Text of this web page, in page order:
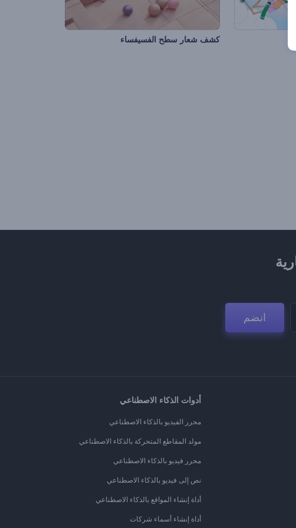
كشف شعار سطح الفسيفساء
انضم
أدوات الذكاء الاصطناعي
محرر الفيديو بالذكاء الاصطناعي
مولد المقاطع المتحركة بالذكاء الاصطناعي
محرر فيديو بالذكاء الاصطناعي
نص إلى فيديو بالذكاء الاصطناعي
أداة إنشاء المواقع بالذكاء الاصطناعي
أداة إنشاء أسماء شركات